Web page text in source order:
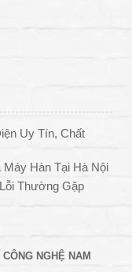
Uy Tín, Chất
Hàn Tại Hà Nội
Thường Gặp
NGHỆ NAM